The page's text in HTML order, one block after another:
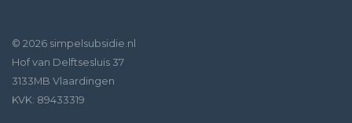
© 2026 simpelsubsidie.nl
Hof van Delftsesluis 37
3133MB Vlaardingen
KVK: 89433319